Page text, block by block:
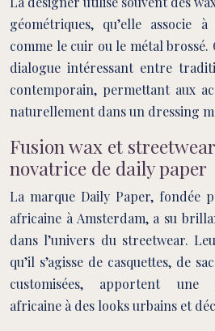
géométriques, qu’elle associe
comme le cuir ou le métal
dialogue intéressant entre
contemporain, permettant aux
naturellement dans un dressing
Fusion wax et
novatrice de daily paper
La marque Daily Paper, fondée
africaine à Amsterdam, a su
dans l’univers du streetwear.
qu’il s’agisse de casquettes, de
customisées, apportent une
africaine à des looks urbains et